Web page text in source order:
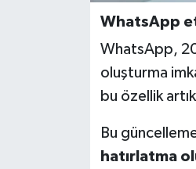
WhatsApp
WhatsApp,
oluşturma
bu özellik
Bu
hatırlatma